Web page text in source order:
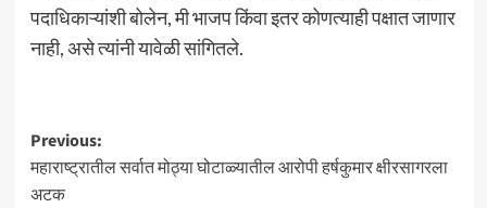
पदाधिकाऱ्यांशी बोलेन, मी भाजप किंवा इतर कोणत्याही पक्षात जाणार
नाही, असे त्यांनी यावेळी सांगितले.
Post
navigation
Previous:
महाराष्ट्रातील सर्वात मोठ्या घोटाळ्यातील आरोपी हर्षकुमार क्षीरसागरला
अटक